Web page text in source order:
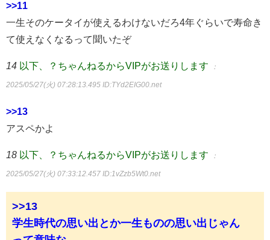
>>11
一生そのケータイが使えるわけないだろ4年ぐらいで寿命き
て使えなくなるって聞いたぞ
14 以下、？ちゃんねるからVIPがお送りします ：
2025/05/27(火) 07:28:13.495 ID:TYd2EIG00.net
>>13
アスペかよ
18 以下、？ちゃんねるからVIPがお送りします ：
2025/05/27(火) 07:33:12.457 ID:1vZzb5Wt0.net
>>13
学生時代の思い出とか一生ものの思い出じゃん